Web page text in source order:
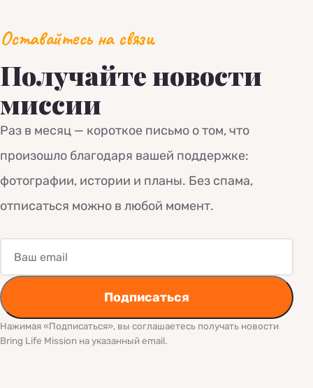
Оставайтесь на связи
Получайте новости
миссии
Раз в месяц — короткое письмо о том, что
произошло благодаря вашей поддержке:
фотографии, истории и планы. Без спама,
отписаться можно в любой момент.
Подписаться
Нажимая «Подписаться», вы соглашаетесь получать новости
Bring Life Mission на указанный email.